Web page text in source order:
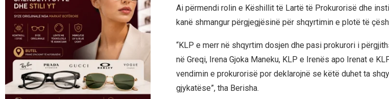
Ai përmendi rolin e Këshillit të Lartë të Prokurorisë dhe
kanë shmangur përgjegjësinë për shqyrtimin e plotë të
“KLP e merr në shqyrtim dosjen dhe pasi prokurori i
në Greqi, Irena Gjoka Maneku, KLP e Irenës apo Irenat e
vendimin e prokurorisë por deklarojnë se këtë duhet ta
gjykatëse”, tha Berisha.